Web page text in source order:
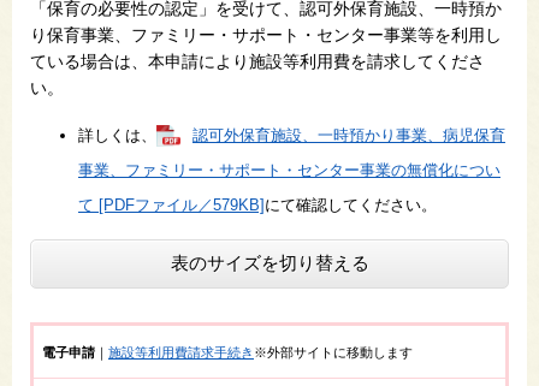
「保育の必要性の認定」を受けて、認可外保育施設、一時預か
り保育事業、ファミリー・サポート・センター事業等を利用し
ている場合は、本申請により施設等利用費を請求してくださ
い。
詳しくは、 認可外保育施設、一時預かり事業、病児保育
事業、ファミリー・サポート・センター事業の無償化につい
て [PDFファイル／579KB] にて確認してください。
表のサイズを切り替える
電子申請 ｜ 施設等利用費請求手続き ※外部サイトに移動します​